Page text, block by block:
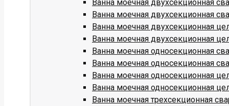
Ванна моечная двухсекционная
Ванна моечная двухсекционная
Ванна моечная двухсекционная
Ванна моечная двухсекционная
Ванна моечная односекционная
Ванна моечная односекционная
Ванна моечная односекционная
Ванна моечная односекционная
Ванна моечная трехсекционная